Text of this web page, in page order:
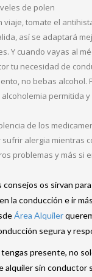
de polen
viaje, tomate el
así se adaptará
Y cuando vayas al
tu necesidad de
no bebas alcohol.
permitida
de los
alergia mientras
problemas y más si
os sirvan
la conducción e ir
Área Alquiler
segura y
presente, no
alquiler sin conductor